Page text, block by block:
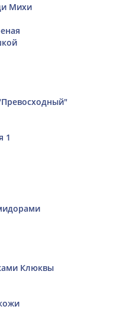
Михи
1
Клюквы